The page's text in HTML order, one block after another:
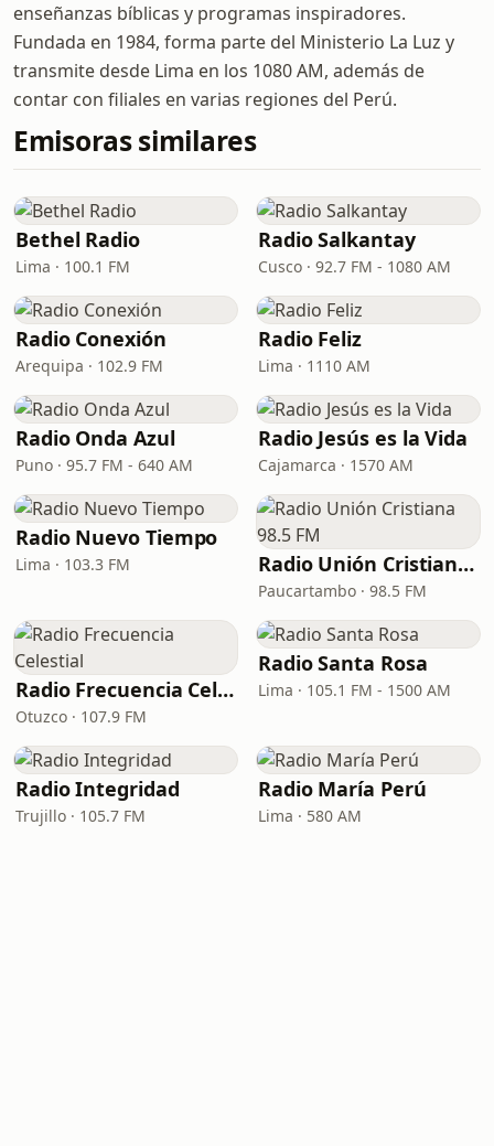
enseñanzas bíblicas y programas inspiradores.
Fundada en 1984, forma parte del Ministerio La Luz y
transmite desde Lima en los 1080 AM, además de
contar con filiales en varias regiones del Perú.
Emisoras similares
Bethel Radio
Lima · 100.1 FM
Radio Salkantay
Cusco · 92.7 FM - 1080 AM
Radio Conexión
Arequipa · 102.9 FM
Radio Feliz
Lima · 1110 AM
Radio Onda Azul
Puno · 95.7 FM - 640 AM
Radio Jesús es la Vida
Cajamarca · 1570 AM
Radio Nuevo Tiempo
Lima · 103.3 FM Radio Unión Cristiana 98.5 FM
Paucartambo · 98.5 FM
Radio Frecuencia Celestial
Otuzco · 107.9 FM
Radio Santa Rosa
Lima · 105.1 FM - 1500 AM
Radio Integridad
Trujillo · 105.7 FM
Radio María Perú
Lima · 580 AM